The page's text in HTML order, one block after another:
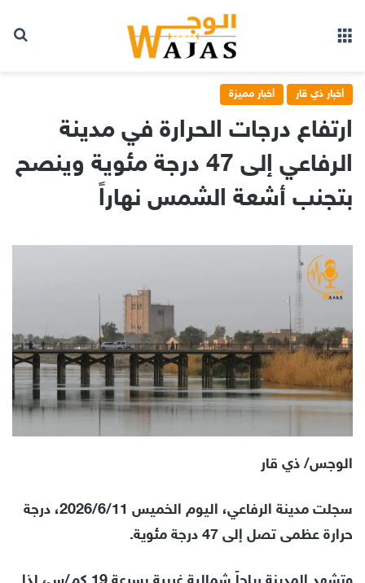
أخبار ذي قار أخبار مميزة
ارتفاع درجات الحرارة في مدينة
الرفاعي إلى 47 درجة مئوية وينصح
بتجنب أشعة الشمس نهاراً
الوجس/ ذي قار
سجلت مدينة الرفاعي، اليوم الخميس 2026/6/11، درجة
حرارة عظمى تصل إلى 47 درجة مئوية.